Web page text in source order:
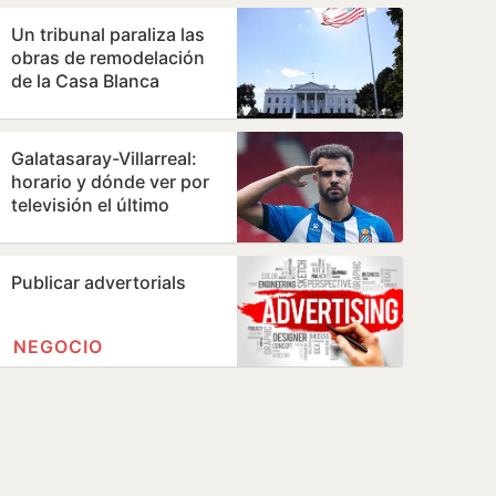
Un tribunal paraliza las
obras de remodelación
de la Casa Blanca
Galatasaray-Villarreal:
horario y dónde ver por
televisión el último
pretemporada del…
Publicar advertorials
NEGOCIO